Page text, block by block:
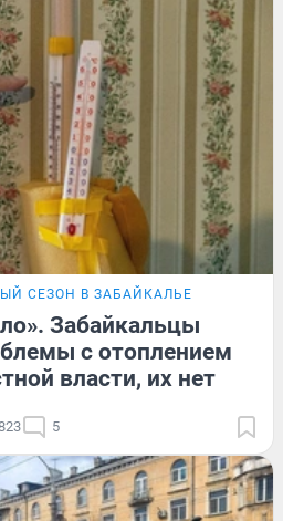
СЕЗОН В ЗАБАЙКАЛЬЕ
Забайкальцы
с отоплением
власти, их нет
5